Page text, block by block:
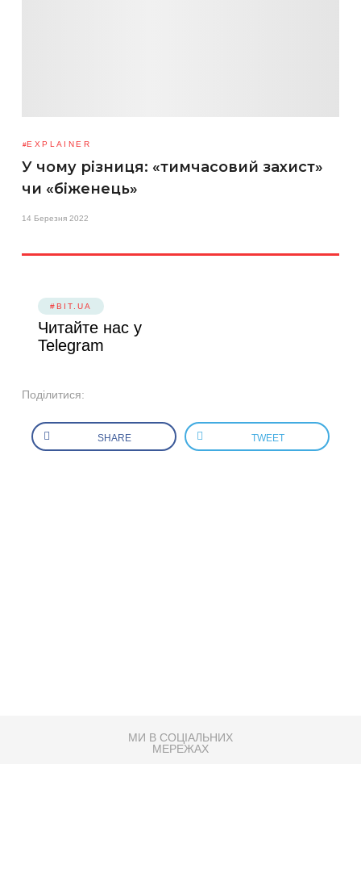
EXPLAINER
У чому різниця: «тимчасовий захист»
чи «біженець»
14 Березня 2022
#BIT.UA
Читайте нас у
Telegram
Поділитися:
SHARE TWEET
МИ В СОЦІАЛЬНИХ
МЕРЕЖАХ